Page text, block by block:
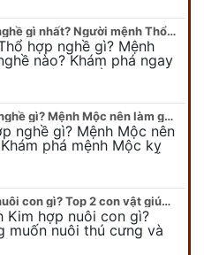
Mệnh Thổ hợp nghề gì nhất? Người mệnh Thổ kỵ nghề gì?
hợp nghề gì? Mệnh
nào? Khám phá ngay
hợp mệnh Thổ. Cũng như
Mệnh Mộc hợp nghề gì? Mệnh Mộc nên làm gì? Mệnh Mộc kỵ nghề nào?
nghề gì? Mệnh Mộc nên
phá mệnh Mộc kỵ
nên làm. Xem ngay để
Mệnh Kim hợp nuôi con gì? Top 2 con vật giúp gia chủ Phát tài phát lộc
Kim hợp nuôi con gì?
muốn nuôi thú cưng và
con vật nuôi hợp